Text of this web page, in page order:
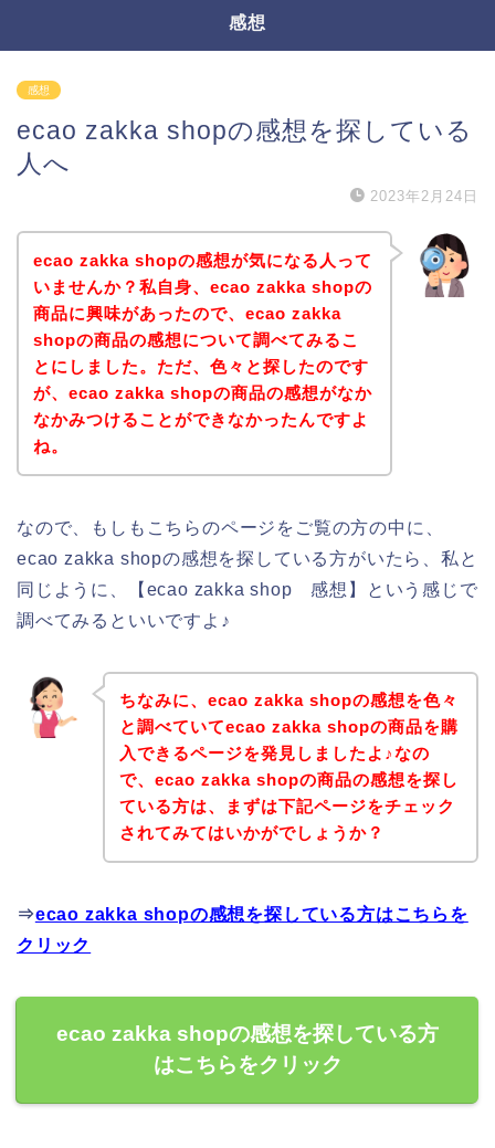
感想
感想
ecao zakka shopの感想を探している
人へ
2023年2月24日
ecao zakka shopの感想が気になる人って
いませんか？私自身、ecao zakka shopの
商品に興味があったので、ecao zakka
shopの商品の感想について調べてみるこ
とにしました。ただ、色々と探したのです
が、ecao zakka shopの商品の感想がなか
なかみつけることができなかったんですよ
ね。
なので、もしもこちらのページをご覧の方の中に、
ecao zakka shopの感想を探している方がいたら、私と
同じように、【ecao zakka shop 感想】という感じで
調べてみるといいですよ♪
ちなみに、ecao zakka shopの感想を色々
と調べていてecao zakka shopの商品を購
入できるページを発見しましたよ♪なの
で、ecao zakka shopの商品の感想を探し
ている方は、まずは下記ページをチェック
されてみてはいかがでしょうか？
⇒ecao zakka shopの感想を探している方はこちらを
クリック
ecao zakka shopの感想を探している方
はこちらをクリック